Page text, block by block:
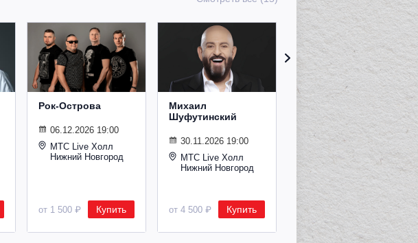
Рок-Острова
06.12.2026 19:00
МТС Live Холл
Нижний Новгород
от 1 500 ₽ Купить
Михаил
Шуфутинский
30.11.2026 19:00
МТС Live Холл
Нижний Новгород
от 4 500 ₽ Купить
Сурганова и
Оркестр
02.11.2026 19:00
МТС Live Холл
Нижний Новгород
от 2 600 ₽ Купить